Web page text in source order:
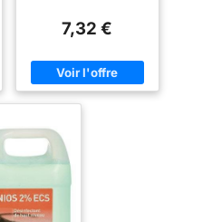
masques, 200 ml
7,32 €